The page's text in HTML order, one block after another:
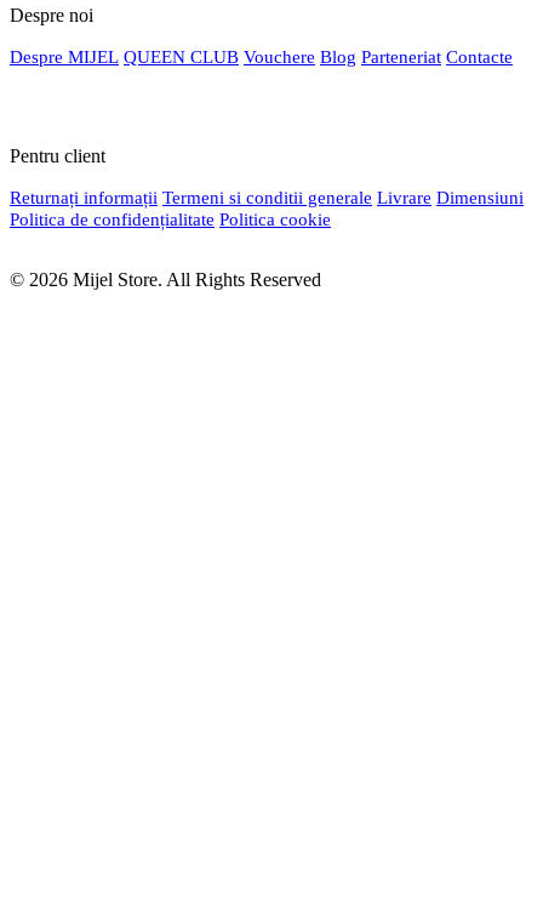
Despre noi
Despre MIJEL QUEEN CLUB Vouchere Blog Parteneriat Contacte
Pentru client
Returnați informații Termeni si conditii generale Livrare Dimensiuni
Politica de confidențialitate Politica cookie
© 2026 Mijel Store. All Rights Reserved